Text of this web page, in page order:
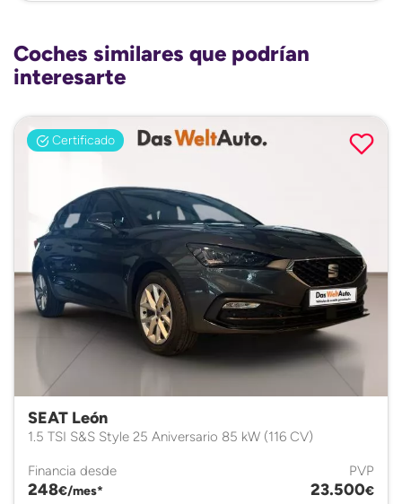
Coches similares que podrían
interesarte
Certificado
SEAT León
1.5 TSI S&S Style 25 Aniversario 85 kW (116 CV)
Financia desde
248€/mes*
PVP
23.500€